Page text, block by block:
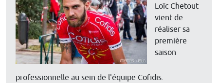
Loïc Chetout
vient de
réaliser sa
première
saison
professionnelle au sein de l'équipe Cofidis.